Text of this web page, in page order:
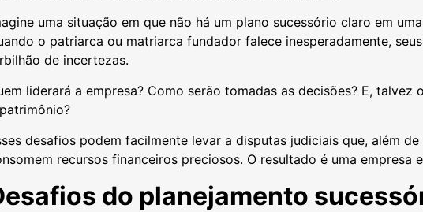
uma situação em que não há um plano sucessório claro em
o patriarca ou matriarca fundador falece inesperadamente,
de incertezas.
liderará a empresa? Como serão tomadas as decisões? E,
desafios podem facilmente levar a disputas judiciais que, além
recursos financeiros preciosos. O resultado é uma empresa
do planejamento